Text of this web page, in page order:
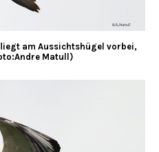
am Aussichtshügel vorbei,
Matull)